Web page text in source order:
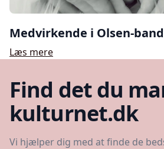
Medvirkende i Olsen-
Læs mere
Find det du
kulturnet.dk
Vi hjælper dig med at finde de